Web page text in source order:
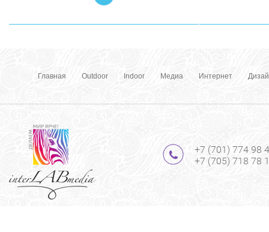
Главная Outdoor Indoor Медиа Интернет
+7 (701) 774 98
+7 (705) 718 78